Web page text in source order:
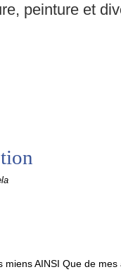
peinture et
miens AINSI Que de